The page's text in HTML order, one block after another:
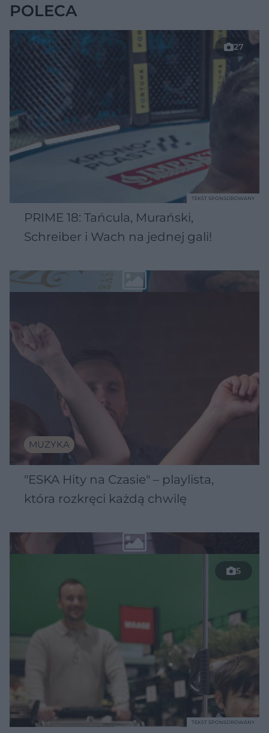
POLECA
27
PRIME 18: Tańcula, Murański,
Schreiber i Wach na jednej gali!
TEKST SPONSOROWANY
MUZYKA
"ESKA Hity na Czasie" – playlista,
która rozkręci każdą chwilę
5
TEKST SPONSOROWANY